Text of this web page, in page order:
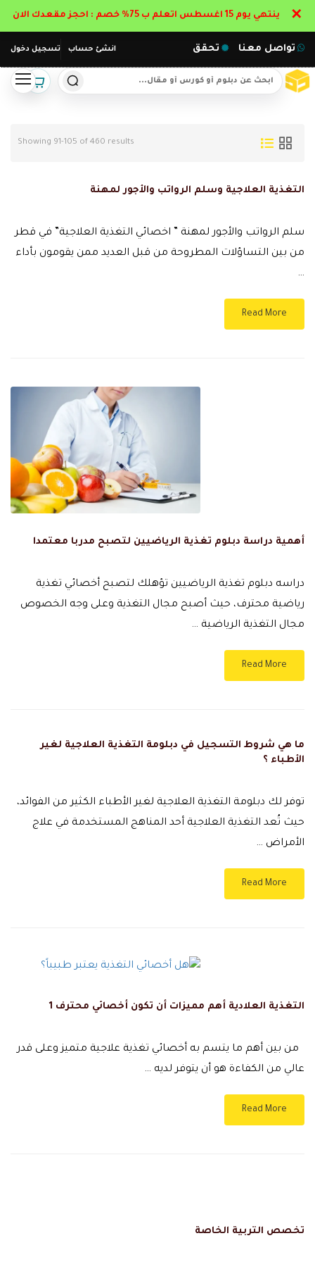
انشئ حساب تسجيل دخول تواصل معنا تحقق
Showing 91-105 of 460 results
التغذية العلاجية وسلم الرواتب والأجور لمهنة
سلم الرواتب والأجور لمهنة ” اخصائي التغذية العلاجية” في قطر
من بين التساؤلات المطروحة من قبل العديد ممن يقومون بأداء
…
Read More
أهمية دراسة دبلوم تغذية الرياضيين لتصبح مدربا معتمدا
دراسه دبلوم تغذية الرياضيين تؤهلك لتصبح أخصائي تغذية
رياضية محترف، حيث أصبح مجال التغذية وعلى وجه الخصوص
مجال التغذية الرياضية …
Read More
ما هي شروط التسجيل في دبلومة التغذية العلاجية لغير
الأطباء ؟
توفر لك دبلومة التغذية العلاجية لغير الأطباء الكثير من الفوائد،
حيث تُعد التغذية العلاجية أحد المناهج المستخدمة في علاج
الأمراض …
Read More
التغذية العلادية أهم مميزات أن تكون أخصائي محترف 1
من بين أهم ما يتسم به أخصائي تغذية علاجية متميز وعلى قدر
عالي من الكفاءة هو أن يتوفر لديه …
Read More
تخصص التربية الخاصة
ينتهي يوم 15 اغسطس اتعلم ب 75% خصم : احجز مقعدك الان ✕